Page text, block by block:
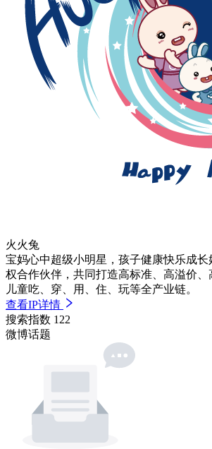
火火兔
宝妈心中超级小明星，孩子健康快乐成
权合作伙伴，共同打造高标准、高溢价
儿童吃、穿、用、住、玩等全产业链。
查看IP详情
搜索指数 122
微博话题